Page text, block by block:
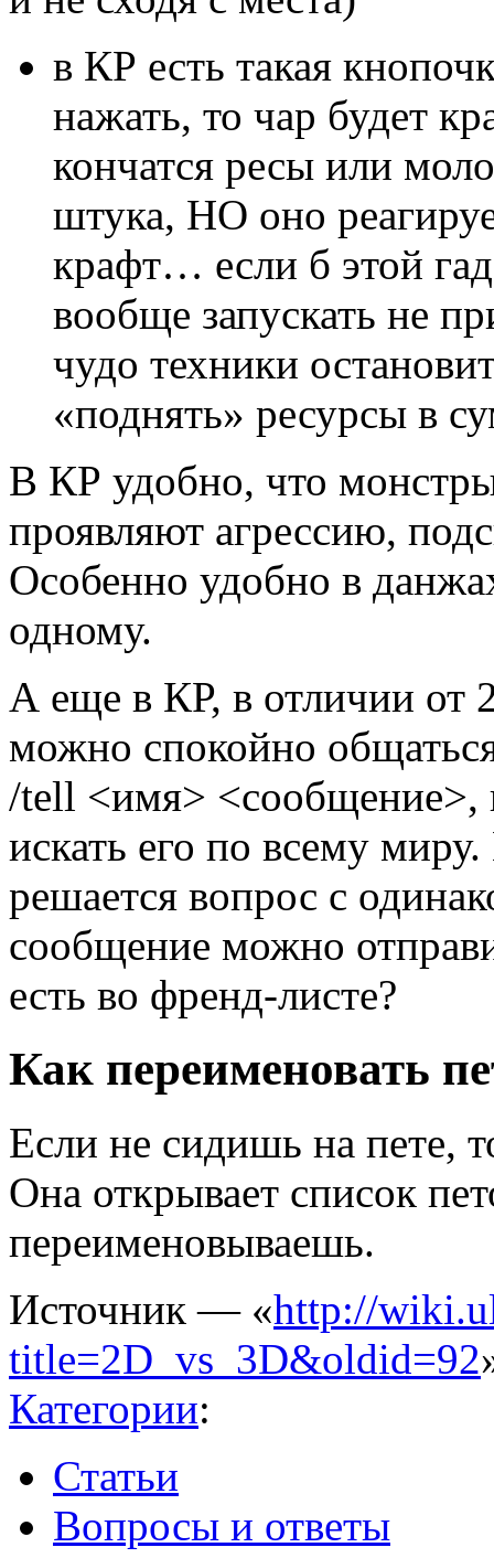
в КР есть такая
нажать, то чар будет
кончатся ресы или
штука, НО оно
крафт… если б этой
вообще запускать не
чудо техники
«поднять» ресурсы в
В КР удобно, что
проявляют агрессию,
Особенно удобно в
одному.
А еще в КР, в отличии от
можно спокойно
/tell <имя> <сообщение>,
искать его по всему
решается вопрос с
сообщение можно
есть во френд-листе?
Как переименовать
Если не сидишь на пете,
Она открывает список
переименовываешь.
Источник — «http://
title=2D_vs_3D&oldid=92
Категории:
Статьи
Вопросы и ответы